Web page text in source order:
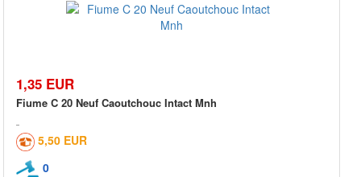
1,35 EUR
Fiume C 20 Neuf Caoutchouc Intact Mnh
5,50 EUR
0